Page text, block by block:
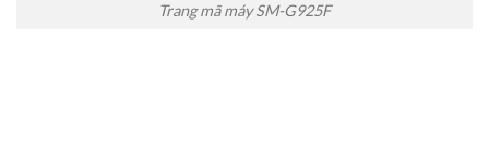
Trang mã máy SM-G925F